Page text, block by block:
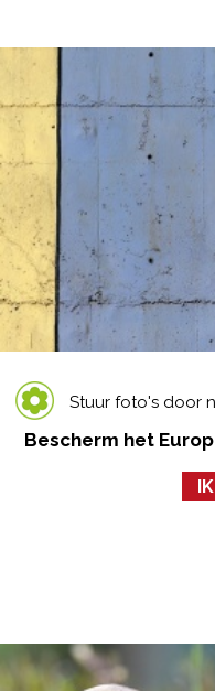
Stuur foto's door
Bescherm het